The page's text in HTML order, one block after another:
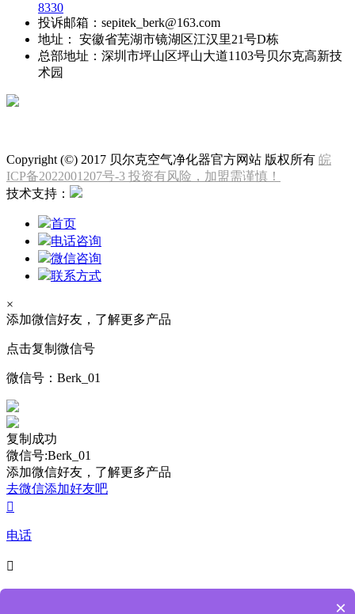
8330
投诉邮箱：sepitek_berk@163.com
地址： 安徽省芜湖市镜湖区江汉里21号D栋
总部地址：深圳市坪山区坪山大道1103号贝尔克高新技
术园
Copyright (©) 2017 贝尔克空气净化器官方网站 版权所有 皖
ICP备2022001207号-3 投资有风险，加盟需谨慎！
技术支持：
首页
电话咨询
微信咨询
联系方式
×
添加微信好友，了解更多产品
点击复制微信号
微信号： Berk_01
复制成功
微信号:Berk_01
添加微信好友，了解更多产品
去微信添加好友吧

电话

×